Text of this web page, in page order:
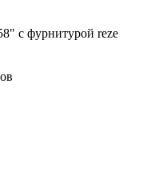
c фурнитурой reze